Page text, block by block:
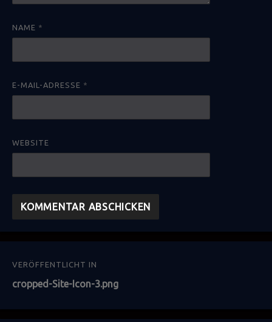
NAME *
E-MAIL-ADRESSE *
WEBSITE
Beitragsnavigation
VERÖFFENTLICHT IN
cropped-Site-Icon-3.png